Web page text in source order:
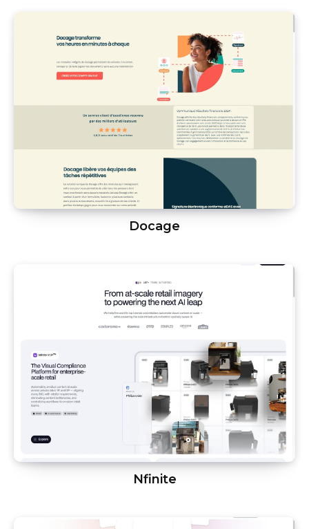
Docage
Nfinite